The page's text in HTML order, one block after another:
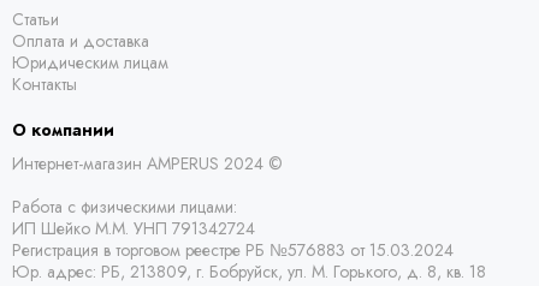
Статьи
Оплата и доставка
Юридическим лицам
Контакты
О компании
Интернет-магазин AMPERUS 2024 ©
Работа с физическими лицами:
ИП Шейко М.М. УНП 791342724
Регистрация в торговом реестре РБ №576883 от 15.03.2024
Юр. адрес: РБ, 213809, г. Бобруйск, ул. М. Горького, д. 8, кв. 18